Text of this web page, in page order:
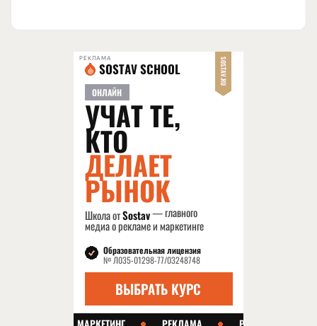
РЕКЛАМА